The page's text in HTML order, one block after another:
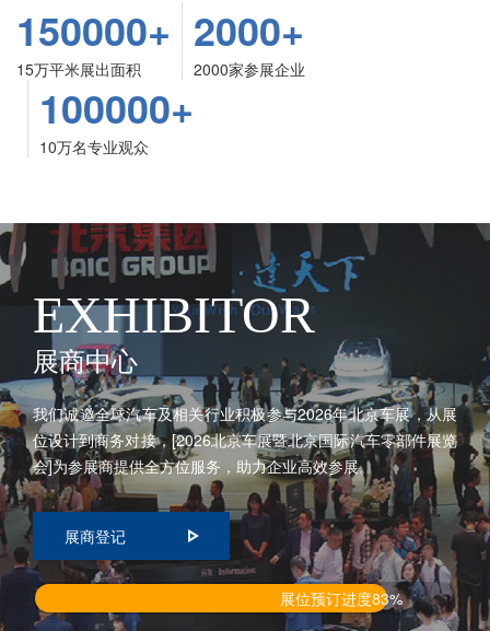
150000+
15万平米展出面积
2000+
2000家参展企业
100000+
10万名专业观众
EXHIBITOR
展商中心
我们诚邀全球汽车及相关行业积极参与2026年北京车展，从展
位设计到商务对接，[2026北京车展暨北京国际汽车零部件展览
会]为参展商提供全方位服务，助力企业高效参展。
展商登记
展位预订进度83%